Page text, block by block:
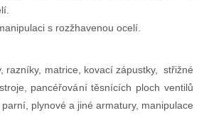
s rozžhavenou ocelí.
razníky, matrice, kovací zápustky, střižné
pancéřování těsnících ploch ventilů
plynové a jiné armatury, manipulace